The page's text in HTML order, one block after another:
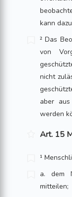
kann
² Das
von
nicht
aber
werden
Art. 15
¹
a. dem
mitteilen;